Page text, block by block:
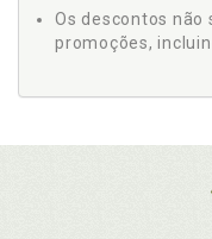
Os descontos não
promoções,